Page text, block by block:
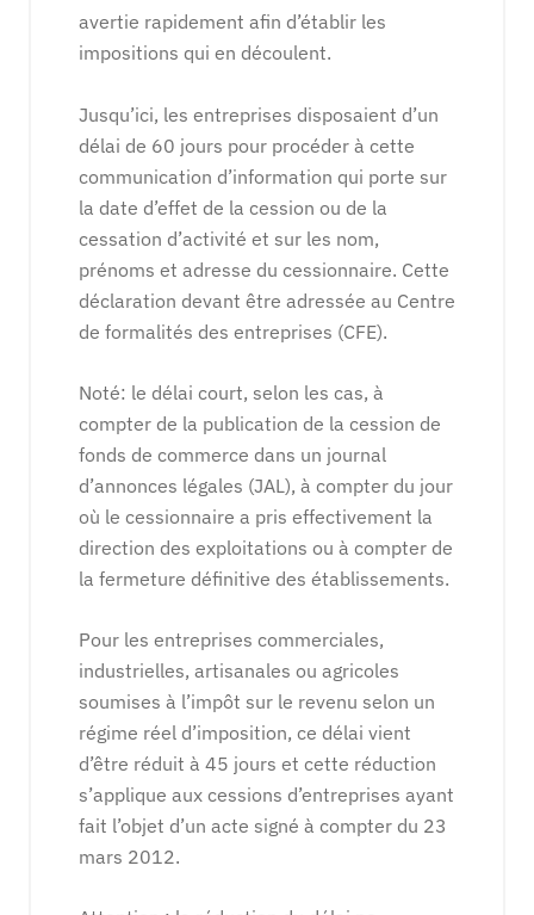
avertie rapidement afin d’établir les
impositions qui en découlent.
Jusqu’ici, les entreprises disposaient d’un
délai de 60 jours pour procéder à cette
communication d’information qui porte sur
la date d’effet de la cession ou de la
cessation d’activité et sur les nom,
prénoms et adresse du cessionnaire. Cette
déclaration devant être adressée au Centre
de formalités des entreprises (CFE).
Noté: le délai court, selon les cas, à
compter de la publication de la cession de
fonds de commerce dans un journal
d’annonces légales (JAL), à compter du jour
où le cessionnaire a pris effectivement la
direction des exploitations ou à compter de
la fermeture définitive des établissements.
Pour les entreprises commerciales,
industrielles, artisanales ou agricoles
soumises à l’impôt sur le revenu selon un
régime réel d’imposition, ce délai vient
d’être réduit à 45 jours et cette réduction
s’applique aux cessions d’entreprises ayant
fait l’objet d’un acte signé à compter du 23
mars 2012.